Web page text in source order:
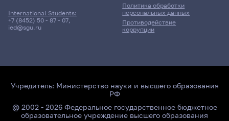
International Students:
+7 (8452) 50 - 87 - 07,
ied@sgu.ru
Политика обработки
персональных данных
Противодействие
коррупции
Учредитель: Министерство науки и высшего образования
РФ
@ 2002 - 2026 Федеральное государственное бюджетное
образовательное учреждение высшего образования